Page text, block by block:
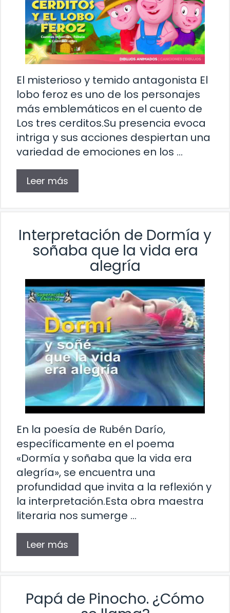
El misterioso y temido antagonista El
lobo feroz es uno de los personajes
más emblemáticos en el cuento de
Los tres cerditos.Su presencia evoca
intriga y sus acciones despiertan una
variedad de emociones en los …
Leer más
Interpretación de Dormía y
soñaba que la vida era
alegría
En la poesía de Rubén Darío,
específicamente en el poema
«Dormía y soñaba que la vida era
alegría», se encuentra una
profundidad que invita a la reflexión y
la interpretación.Esta obra maestra
literaria nos sumerge …
Leer más
Papá de Pinocho. ¿Cómo